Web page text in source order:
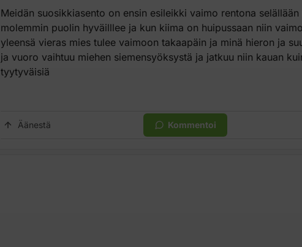
Meidän suosikkiasento on ensin esileikki vaimo rentona selällään
molemmin puolin hyväilllee ja kun kiima on huipussaan niin
yleensä vieras mies tulee vaimoon takaapäin ja minä hieron ja
ja vuoro vaihtuu miehen siemensyöksystä ja jatkuu niin kauan
tyytyväisiä
Äänestä Kommentoi